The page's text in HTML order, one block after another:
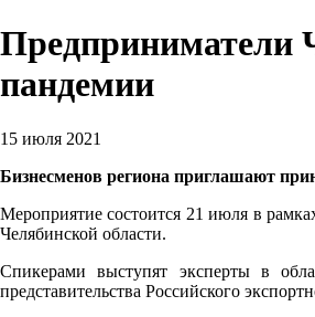
Предприниматели
пандемии
15 июля 2021
Бизнесменов региона приглашают
Мероприятие состоится 21 июля в
Челябинской области.
Спикерами выступят эксперты в
представительства Российского